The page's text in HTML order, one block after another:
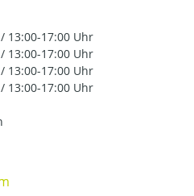
13:00-17:00 Uhr
13:00-17:00 Uhr
13:00-17:00 Uhr
13:00-17:00 Uhr